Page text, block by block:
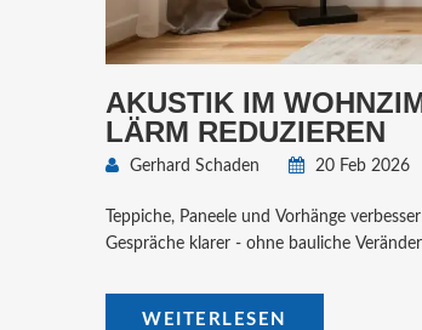
AKUSTIK IM
LÄRM REDUZIEREN
Gerhard Schaden 20 Feb 2026
Teppiche, Paneele und Vorhänge
Gespräche klarer - ohne bauliche
WEITERLESEN